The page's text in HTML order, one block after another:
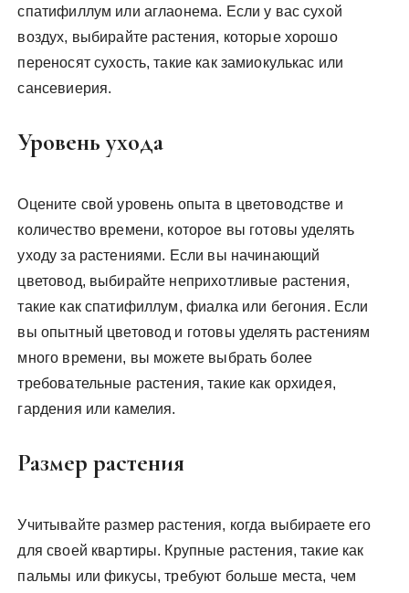
спатифиллум или аглаонема. Если у вас сухой
воздух, выбирайте растения, которые хорошо
переносят сухость, такие как замиокулькас или
сансевиерия.
Уровень ухода
Оцените свой уровень опыта в цветоводстве и
количество времени, которое вы готовы уделять
уходу за растениями. Если вы начинающий
цветовод, выбирайте неприхотливые растения,
такие как спатифиллум, фиалка или бегония. Если
вы опытный цветовод и готовы уделять растениям
много времени, вы можете выбрать более
требовательные растения, такие как орхидея,
гардения или камелия.
Размер растения
Учитывайте размер растения, когда выбираете его
для своей квартиры. Крупные растения, такие как
пальмы или фикусы, требуют больше места, чем